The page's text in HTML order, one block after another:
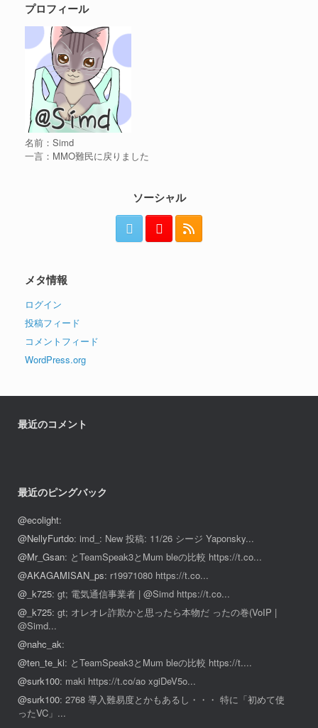
プロフィール
名前：Simd
一言：MMO難民に戻りました
ソーシャル
メタ情報
ログイン
投稿フィード
コメントフィード
WordPress.org
最近のコメント
最近のピングバック
@ecolight:
@NellyFurtdo: imd_: New 投稿: 11/26 シージ Yaponsky...
@Mr_Gsan: とTeamSpeak3とMum bleの比較 https://t.co...
@AKAGAMISAN_ps: r19971080 https://t.co...
@_k725: gt; 電気通信事業者 | @Simd https://t.co...
@_k725: gt; オレオレ詐欺かと思ったら本物だ ったの巻(VoIP |
@Simd...
@nahc_ak:
@ten_te_ki: とTeamSpeak3とMum bleの比較 https://t....
@surk100: maki https://t.co/ao xgiDeV5o...
@surk100: 2768 導入難易度とかもあるし・・・ 特に「初めて使
ったVC」...